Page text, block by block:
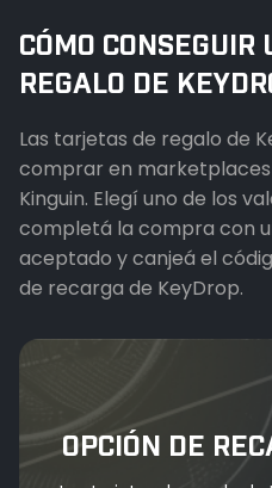
CÓMO
REGALO DE
Las tarjetas de regalo de
comprar en
Kinguin. Elegí uno de los
completá la compra con
aceptado y canjeá el
de recarga de KeyDrop.
OPCIÓN DE